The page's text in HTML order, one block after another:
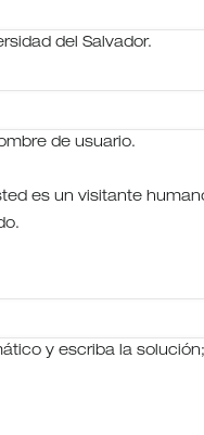
del Salvador.
de usuario.
es un visitante
y escriba la